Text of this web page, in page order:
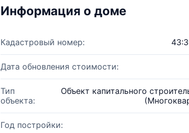
Информация о доме
Кадастровый номер:
Дата обновления стоимости:
Тип
объекта:
Объект капитального
Год постройки: